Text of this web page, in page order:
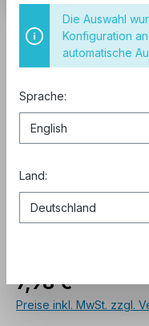
Installationsmaterial
Kabelrinne
7,98 €*
Preise inkl. MwSt. zzgl.
Die Auswahl
Konfiguration
automatische
Sprache:
Land: